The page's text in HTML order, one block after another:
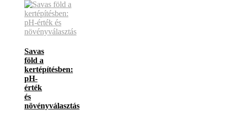
Savas
föld a
kertépítésben:
pH-
érték
és
növényválasztás